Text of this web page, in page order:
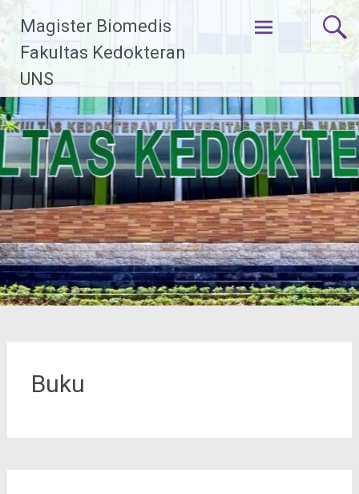
konten
Magister Biomedis
Fakultas Kedokteran
UNS
Buku